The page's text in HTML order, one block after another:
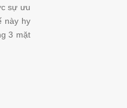
sự ưu
này hy
3 mặt